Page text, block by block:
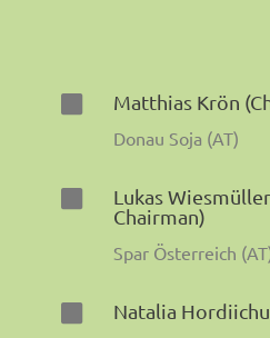
Matthias Krön
Donau Soja (AT)
Lukas
Chairman)
Spar Österreich
Natalia